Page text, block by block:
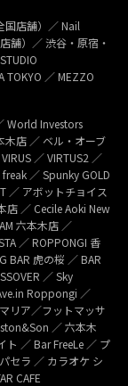
国店舗）／ Nail
舗）／ 渋谷・原宿・
TOKYO ／ MEZZO
World Investors
木店 ／ ベル・オーブ
／ VIRTUS2 ／
／ Spunky GOLD
／ アボットチョイス
店 ／ Cecile Aoki New
六本木店 ／
／ ROPPONGI 香
BAR 虎の桜 ／ BAR
／ Sky
Roppongi ／
リア／フットマッサ
／ 六本木
ト ／ Bar FreeLe ／ プ
セラ ／ カラオケ シ
CAFE